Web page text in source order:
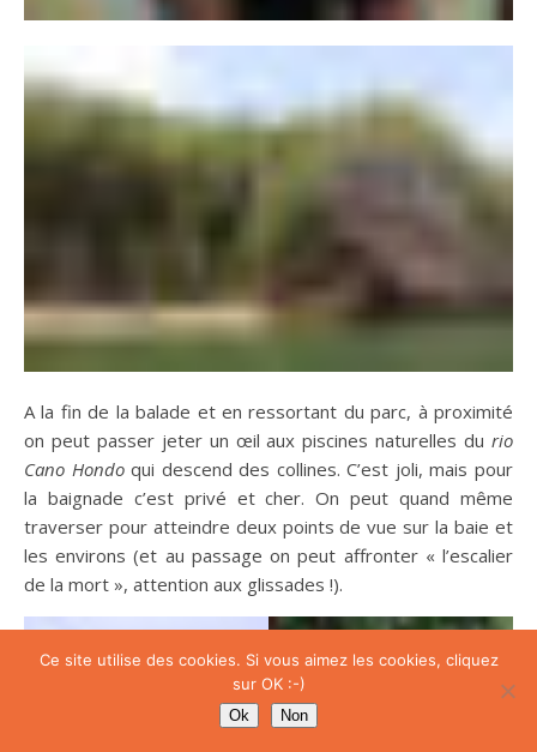
A la fin de la balade et en ressortant du parc, à proximité
on peut passer jeter un œil aux piscines naturelles du rio
Cano Hondoqui descend des collines. C’est joli, mais pour
la baignade c’est privé et cher. On peut quand même
traverser pour atteindre deux points de vue sur la baie et
les environs (et au passage on peut affronter « l’escalier
de la mort », attention aux glissades !).
Ce site utilise des cookies. Si vous aimez les cookies, cliquez
sur OK :-)
Ok Non